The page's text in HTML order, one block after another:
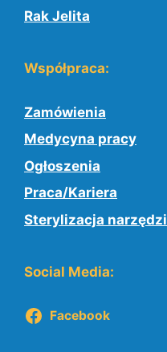
Rak Jelita
Współpraca:
Zamówienia
Medycyna pracy
Ogłoszenia
Praca/Kariera
Sterylizacja narzędzi
Social Media:
Facebook